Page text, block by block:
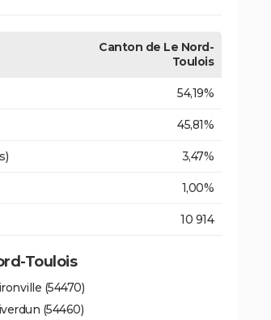
Canton de Le Nord-
Toulois
54,19%
45,81%
3,47%
1,00%
10 914
Toulois
(54470)
(54460)